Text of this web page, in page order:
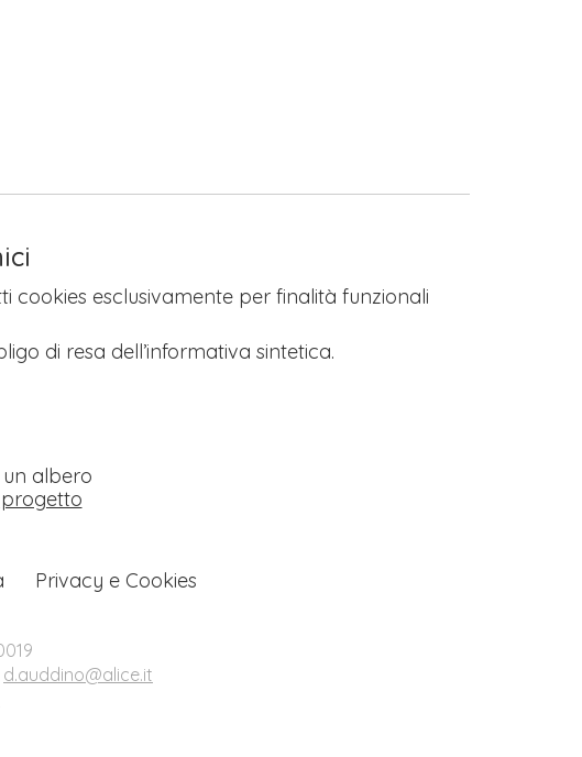
cookies esclusivamente per finalità funzionali
di resa dell’informativa sintetica.
albero
Privacy e Cookies
d.auddino@alice.it